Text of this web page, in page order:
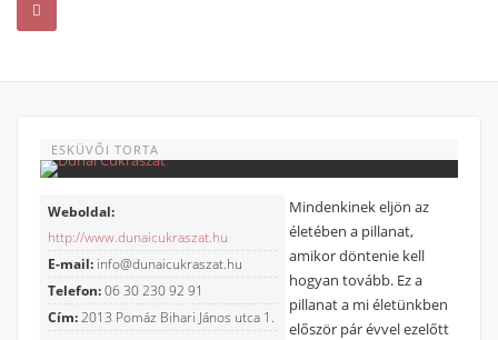
ESKÜVŐI TORTA
Weboldal:
http://www.dunaicukraszat.hu
E-mail: info@dunaicukraszat.hu
Telefon:06 30 230 92 91
Cím:2013 Pomáz Bihari János utca 1.
Mindenkinek eljön az
életében a pillanat,
amikor döntenie kell
hogyan tovább. Ez a
pillanat a mi életünkben
először pár évvel ezelőtt